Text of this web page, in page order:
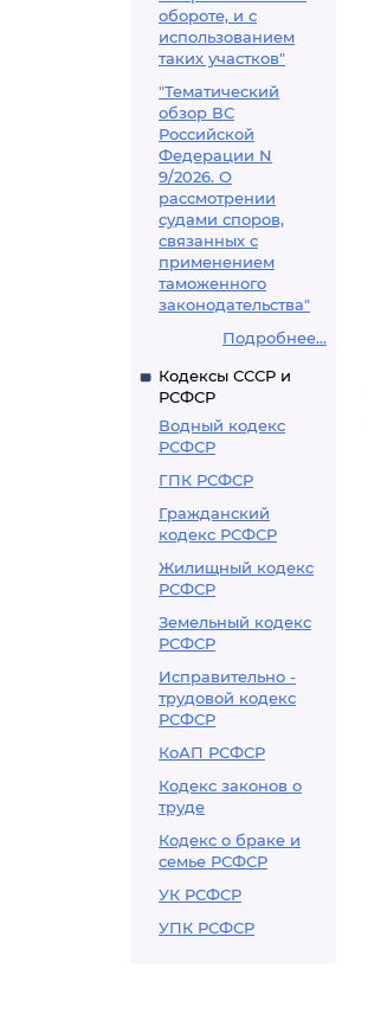
обороте, и с
использованием
таких участков"
"Тематический
обзор ВС
Российской
Федерации N
9/2026. О
рассмотрении
судами споров,
связанных с
применением
таможенного
законодательства"
Подробнее...
Кодексы СССР и
РСФСР
Водный кодекс
РСФСР
ГПК РСФСР
Гражданский
кодекс РСФСР
Жилищный кодекс
РСФСР
Земельный кодекс
РСФСР
Исправительно -
трудовой кодекс
РСФСР
КоАП РСФСР
Кодекс законов о
труде
Кодекс о браке и
семье РСФСР
УК РСФСР
УПК РСФСР